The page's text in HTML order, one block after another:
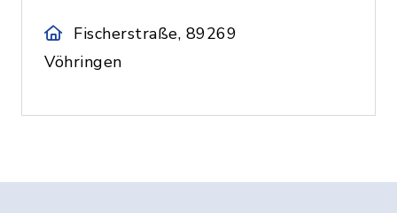
Fischerstraße, 89269
Vöhringen